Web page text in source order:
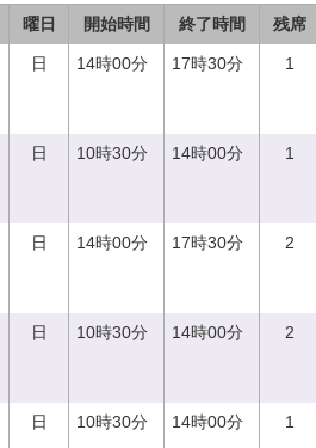
曜日 開始時間 終了時間 残席
日 14時00分 17時30分 1
日 10時30分 14時00分 1
日 14時00分 17時30分 2
日 10時30分 14時00分 2
日 10時30分 14時00分 1